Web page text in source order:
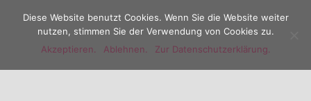
Menu
Diese Website benutzt Cookies. Wenn Sie die Website weiter
nutzen, stimmen Sie der Verwendung von Cookies zu.
Akzeptieren.
Ablehnen. Zur Datenschutzerklärung.